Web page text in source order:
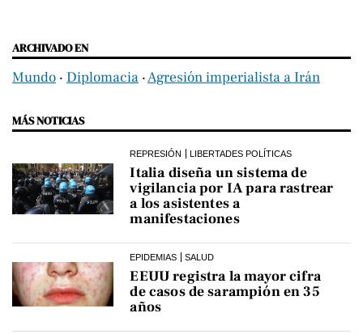
ARCHIVADO EN
Mundo ‧ Diplomacia ‧Agresión imperialista a Irán
MÁS NOTICIAS
REPRESIÓN LIBERTADES POLÍTICAS
Italia diseña un sistema de
vigilancia por IA para rastrear
a los asistentes a
manifestaciones
EPIDEMIAS SALUD
EEUU registra la mayor cifra
de casos de sarampión en 35
años